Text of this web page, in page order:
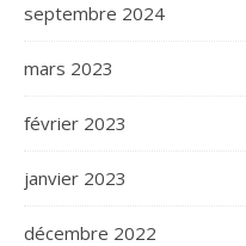
septembre 2024
mars 2023
février 2023
janvier 2023
décembre 2022